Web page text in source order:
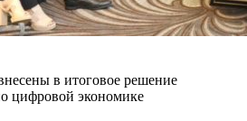
в итоговое решение
цифровой экономике